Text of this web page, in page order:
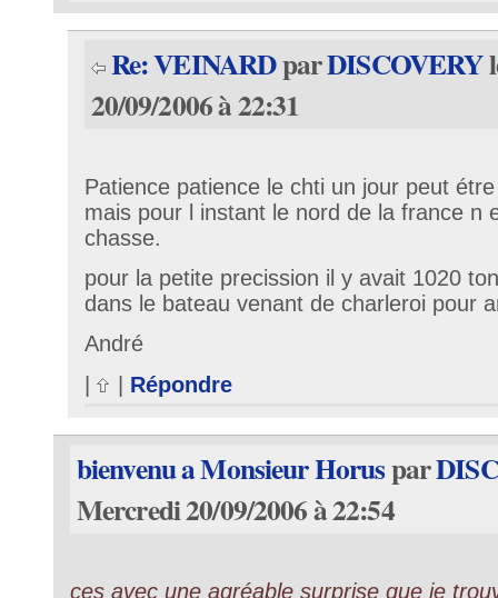
Re: VEINARDparDISCOVERY
20/09/2006 à 22:31
Patience patience le chti un jour peut
mais pour l instant le nord de la france n
chasse.
pour la petite precission il y avait 1020
dans le bateau venant de charleroi pour
André
|
| Répondre
bienvenu a Monsieur Horuspar
Mercredi 20/09/2006 à 22:54
ces avec une agréable surprise que je